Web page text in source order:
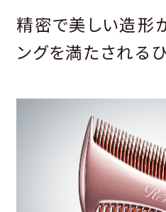
精密で美しい造形
ングを満たされる